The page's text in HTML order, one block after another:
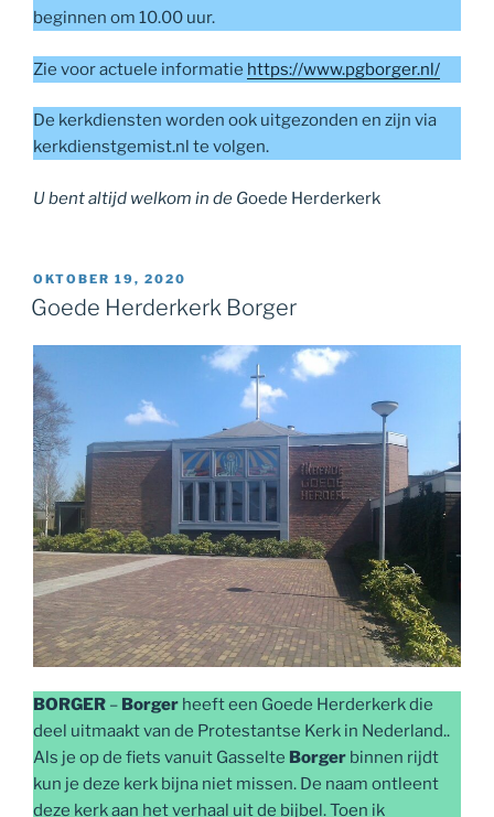
beginnen om 10.00 uur.
Zie voor actuele informatie https://www.pgborger.nl/
De kerkdiensten worden ook uitgezonden en zijn via
kerkdienstgemist.nl te volgen.
U bent altijd welkom in de Goede Herderkerk
GEPLAATST
OP
OKTOBER 19, 2020
Goede Herderkerk Borger
BORGER – Borger heeft een Goede Herderkerk die
deel uitmaakt van de Protestantse Kerk in Nederland..
Als je op de fiets vanuit Gasselte Borger binnen rijdt
kun je deze kerk bijna niet missen. De naam ontleent
deze kerk aan het verhaal uit de bijbel. Toen ik